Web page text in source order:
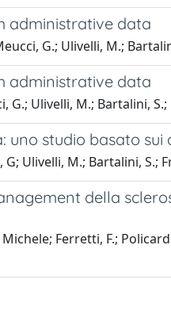
administrative data
G.; Ulivelli, M.;
administrative data
G.; Ulivelli, M.; Bartalini,
uno studio basato
Ulivelli, M.; Bartalini, S.;
della
Ferretti, F.;